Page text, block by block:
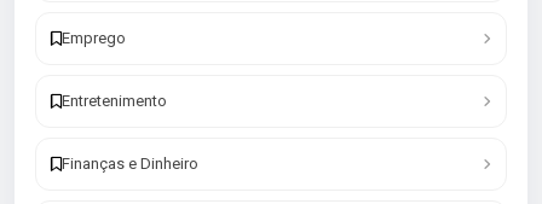
Emprego
Entretenimento
Finanças e Dinheiro